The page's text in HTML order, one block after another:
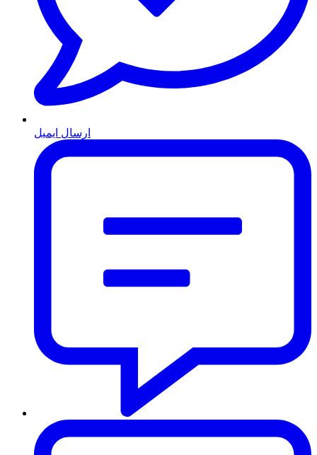
ارسال ایمیل